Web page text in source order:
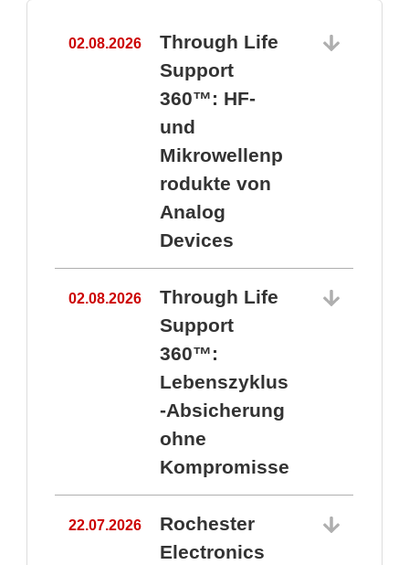
02.08.2026
Through Life
Support
360™: HF-
und
Mikrowellenp
rodukte von
Analog
Devices
02.08.2026
Through Life
Support
360™:
Lebenszyklus
-Absicherung
ohne
Kompromisse
22.07.2026
Rochester
Electronics